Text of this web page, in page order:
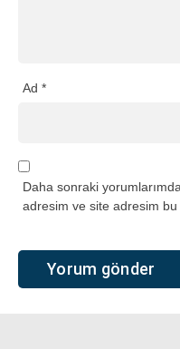
Ad *
Daha sonraki
adresim ve site adresim bu